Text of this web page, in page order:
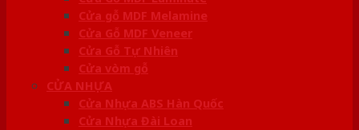
Cửa gỗ MDF Melamine
Cửa Gỗ MDF Veneer
Cửa Gỗ Tự Nhiên
Cửa vòm gỗ
CỬA NHỰA
Cửa Nhựa ABS Hàn Quốc
Cửa Nhựa Đài Loan